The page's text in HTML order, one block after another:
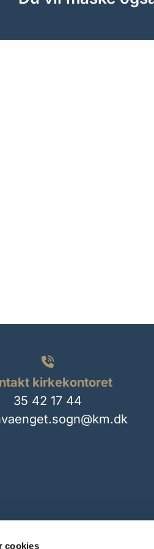
cookies

kirkekontoret
35 42 17 44